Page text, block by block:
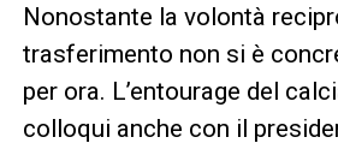
Nonostante la volontà
trasferimento non si è
per ora. L’entourage del
colloqui anche con il